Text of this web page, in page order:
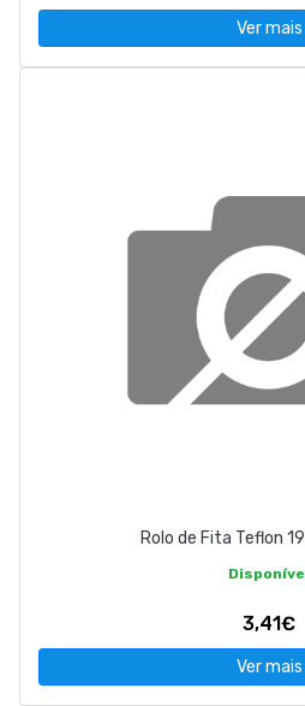
Ver mais
Rolo de Fita Teflon
3,41€
Ver mais